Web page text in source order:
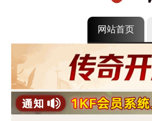
网站首页